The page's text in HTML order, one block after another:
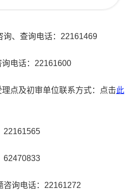
、查询电话：22161469
电话：22161600
及初审单位联系方式：点击此
询电话：22161272